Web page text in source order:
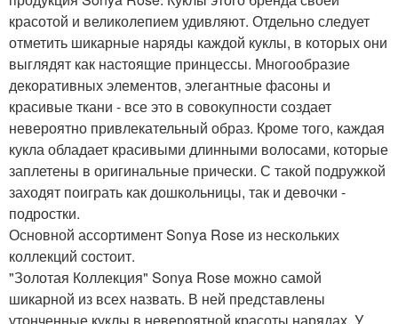
красотой и великолепием удивляют. Отдельно следует
отметить шикарные наряды каждой куклы, в которых они
выглядят как настоящие принцессы. Многообразие
декоративных элементов, элегантные фасоны и
красивые ткани - все это в совокупности создает
невероятно привлекательный образ. Кроме того, каждая
кукла обладает красивыми длинными волосами, которые
заплетены в оригинальные прически. С такой подружкой
заходят поиграть как дошкольницы, так и девочки -
подростки.
Основной ассортимент Sonya Rose из нескольких
коллекций состоит.
"Золотая Коллекция" Sonya Rose можно самой
шикарной из всех назвать. В ней представлены
утонченные куклы в невероятной красоты нарядах. У